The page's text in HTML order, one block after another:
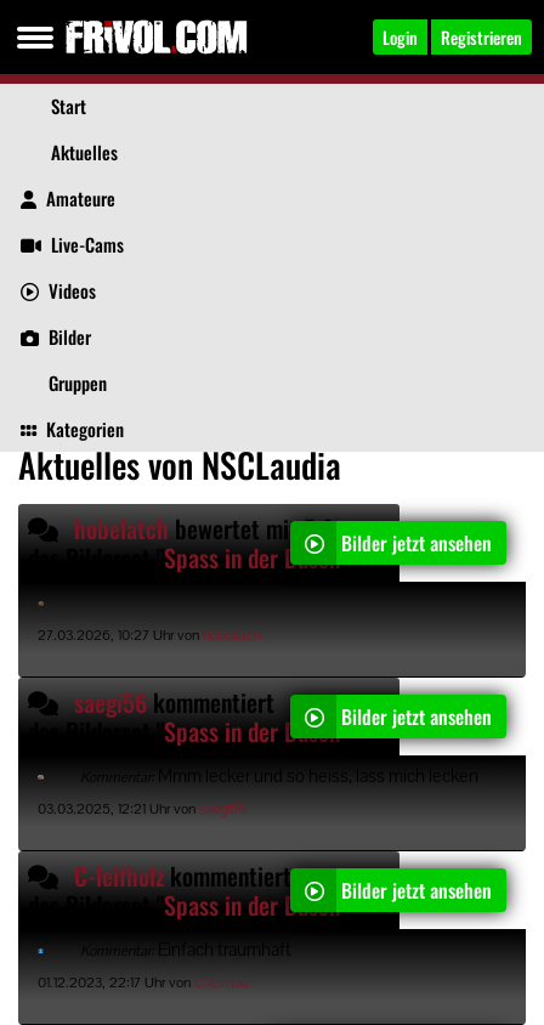
Login Registrieren
Start
Aktuelles
Amateure
Live-Cams
Videos
Bilder
Gruppen
Kategorien
NSCLaudia
Aktuelles
Aktuelles von NSCLaudia
hobelatchbewertet mit 5 Sternen
Spass in der Dusche "
Bilder jetzt ansehen
27.03.2026, 10:27 Uhr vonhobelatch
saegi56kommentiert
Spass in der Dusche "
Bilder jetzt ansehen
Kommentar: Mmm lecker und so heiss, lass mich lecken
03.03.2025, 12:21 Uhr vonsaegi56
C-leifholzkommentiert
Spass in der Dusche "
Bilder jetzt ansehen
Kommentar: Einfach traumhaft
01.12.2023, 22:17 Uhr vonC-leifholz